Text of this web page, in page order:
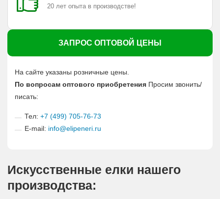
20 лет опыта в производстве!
ЗАПРОС ОПТОВОЙ ЦЕНЫ
На сайте указаны розничные цены.
По вопросам оптового приобретения Просим звонить/
писать:
Тел: +7 (499) 705-76-73
E-mail: info@elipeneri.ru
Искусственные елки нашего
производства: